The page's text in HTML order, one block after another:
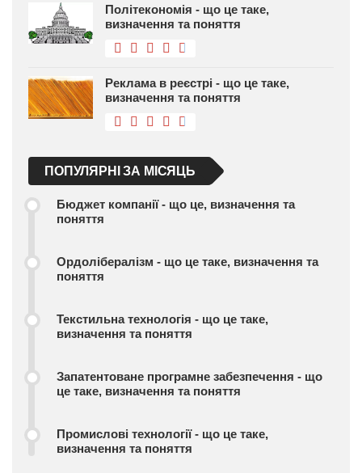
Політекономія - що це таке,
визначення та поняття
Реклама в реєстрі - що це таке,
визначення та поняття
ПОПУЛЯРНІ ЗА МІСЯЦЬ
Бюджет компанії - що це, визначення та
поняття
Ордолібералізм - що це таке, визначення та
поняття
Текстильна технологія - що це таке,
визначення та поняття
Запатентоване програмне забезпечення - що
це таке, визначення та поняття
Промислові технології - що це таке,
визначення та поняття